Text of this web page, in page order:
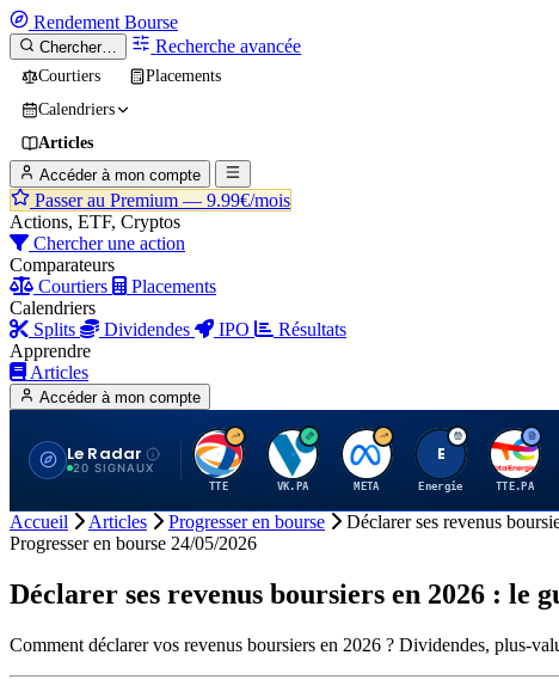
Rendement Bourse
Chercher… Recherche avancée
Courtiers
Placements
Calendriers
Articles
Accéder à mon compte
Passer au Premium — 9.99€/mois
Actions, ETF, Cryptos
Chercher une action
Comparateurs
Courtiers
Placements
Calendriers
Splits
Dividendes IPO
Résultats
Apprendre
Articles
Accéder à mon compte
Le Radar
20 SIGNAUX
T
TTE
V
VK.PA
M
META
E
Energie
T
TTE.PA
Accueil Articles Progresser en bourse
Déclarer ses revenus
Progresser en bourse 24/05/2026
Déclarer ses revenus boursiers en 2026 : le
Comment déclarer vos revenus boursiers en 2026 ? Dividendes, plus-